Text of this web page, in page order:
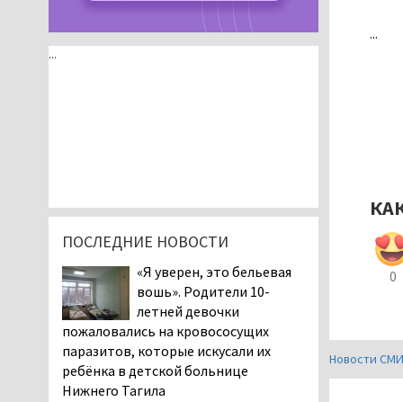
...
0
Новости
...
ПОСЛЕДНИЕ НОВОСТИ
«Я уверен, это бельевая
вошь». Родители 10-
летней девочки
пожаловались на кровососущих
паразитов, которые искусали их
ребёнка в детской больнице
Нижнего Тагила